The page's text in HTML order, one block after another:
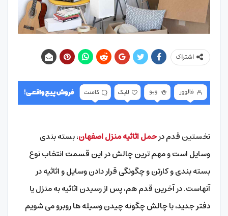
اشتراک
نخستین قدم درحمل اثاثیه منزل اصفهان، بسته بندی
وسایل است و مهم ترین چالش در این قسمت انتخاب نوع
بسته بندی و کارتن و چگونگی قرار دادن وسایل و اثاثیه در
آنهاست. در آخرین قدم هم، پس از رسیدن اثاثیه به منزل یا
دفتر جدید، با چالش چگونه چیدن وسیله ها روبرو می شویم